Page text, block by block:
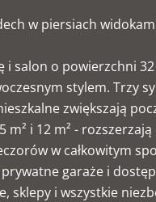
w piersiach
salon o powierzchni 32
stylem. Trzy
zwiększają
i 12 m² - rozszerzają
w całkowitym
garaże i
sklepy i wszystkie